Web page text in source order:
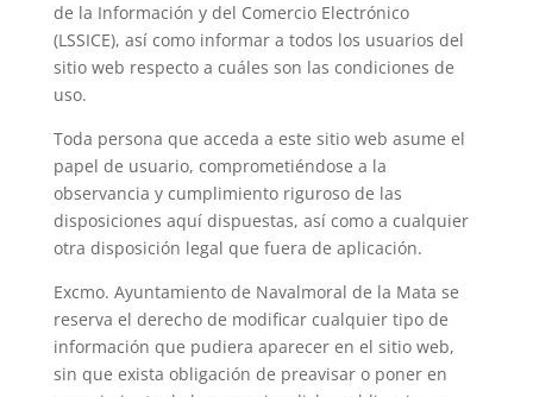
de la Información y del Comercio Electrónico
(LSSICE), así como informar a todos los usuarios del
sitio web respecto a cuáles son las condiciones de
uso.
Toda persona que acceda a este sitio web asume el
papel de usuario, comprometiéndose a la
observancia y cumplimiento riguroso de las
disposiciones aquí dispuestas, así como a cualquier
otra disposición legal que fuera de aplicación.
Excmo. Ayuntamiento de Navalmoral de la Mata se
reserva el derecho de modificar cualquier tipo de
información que pudiera aparecer en el sitio web,
sin que exista obligación de preavisar o poner en